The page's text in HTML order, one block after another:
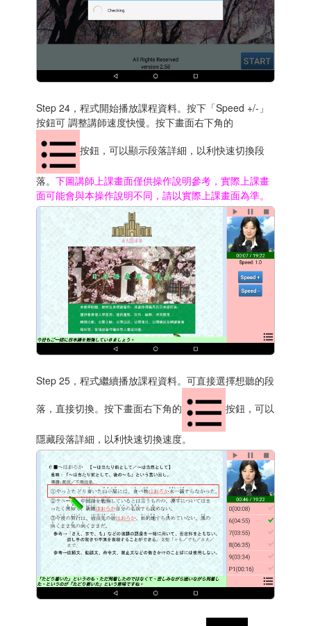
Step 24，程式開始播放課程資料。按下「Speed +/-」
按鈕可 調整講師速度快慢。按下畫面右下角的
按鈕，可以顯示段落詳細，以利快速切換段
落。下圖講師上課畫面僅供操作說明參考，實際上課畫
面可能會與本操作說明不同，請以實際上課畫面為準。
Step 25，程式繼續播放課程資料。可直接選擇想聽的段
落，直接切換。按下畫面右下角的 按鈕，可以
隱藏段落詳細，以利快速切換速度。